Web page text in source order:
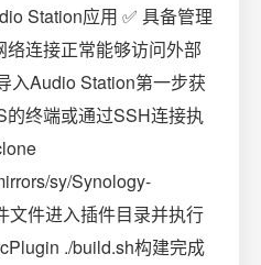
Station应用 ✅ 具备管理
络连接正常能够访问外部
入Audio Station第一步获
终端或通过SSH连接执
sy/Synology-
文件进入插件目录并执行
./build.sh构建完成